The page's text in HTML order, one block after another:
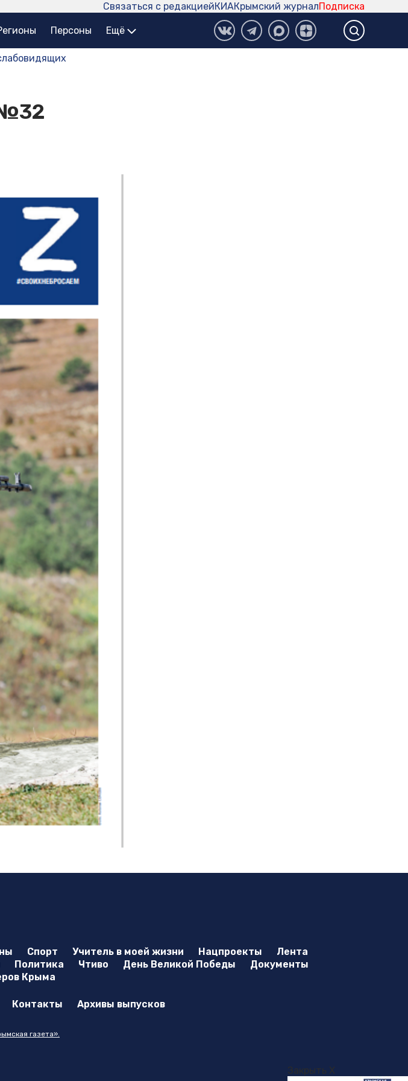
Подписка
Крымский журнал
КИА
Связаться с редакцией
Персоны Ещё
№32
Закрыть X
Спорт Учитель в моей жизни Нацпроекты
Лента
Политика Чтиво День Великой Победы
Документы
Крыма
Контакты Архивы выпусков
газета».